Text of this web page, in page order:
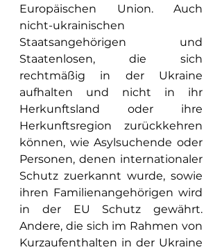
Europäischen Union. Auch
nicht-ukrainischen
Staatsangehörigen und
Staatenlosen, die sich
rechtmäßig in der Ukraine
aufhalten und nicht in ihr
Herkunftsland oder ihre
Herkunftsregion zurückkehren
können, wie Asylsuchende oder
Personen, denen internationaler
Schutz zuerkannt wurde, sowie
ihren Familienangehörigen wird
in der EU Schutz gewährt.
Andere, die sich im Rahmen von
Kurzaufenthalten in der Ukraine